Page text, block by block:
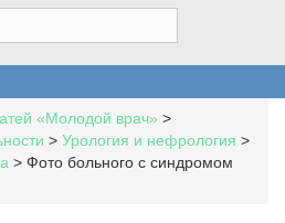
«Молодой врач» >
> Урология и нефрология >
> Фото больного с синдромом